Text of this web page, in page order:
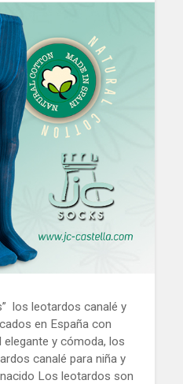
los leotardos canalé y
en España con
y cómoda, los
canalé para niña y
Los leotardos son